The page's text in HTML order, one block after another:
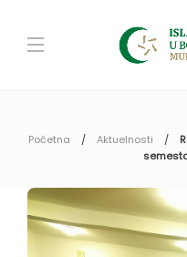
Početna Aktuelnosti